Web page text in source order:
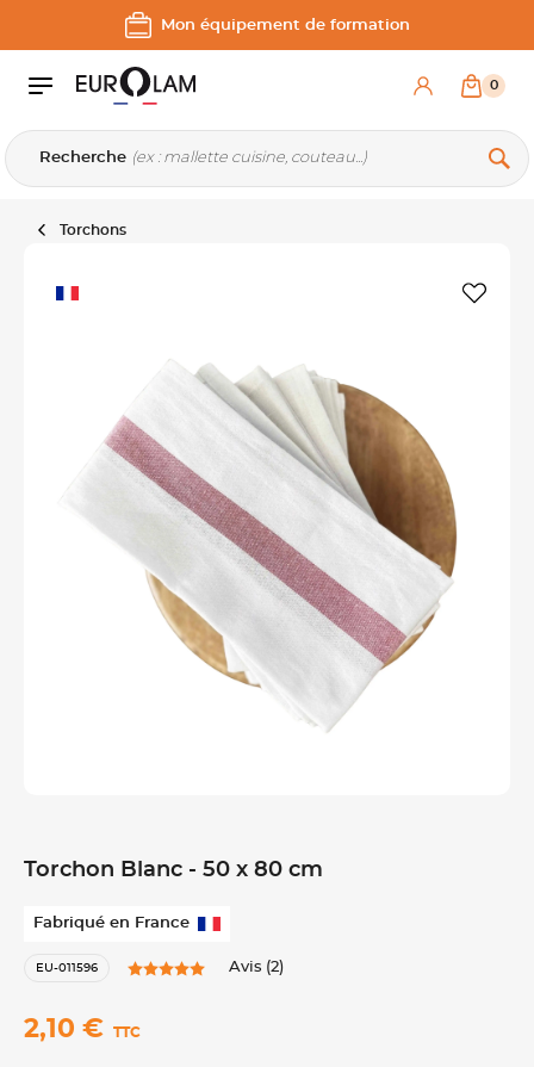
Aller au contenu
Aller à la navigation principale
Mon équipement de formation
Recherche
0
Torchons
Torchon Blanc - 50 x 80 cm
Fabriqué en France
EU-011596 Avis (2)
2,10 € TTC